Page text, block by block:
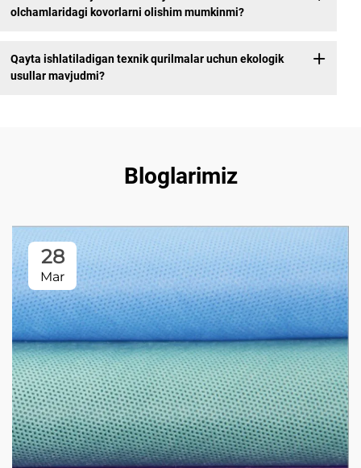
olchamlaridagi kovorlarni olishim mumkinmi?
Qayta ishlatiladigan texnik qurilmalar uchun ekologik
usullar mavjudmi?
Bloglarimiz
28
Mar